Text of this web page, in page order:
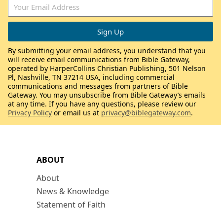
ABOUT
About
News & Knowledge
Statement of Faith
By submitting your email address, you understand that you
will receive email communications from Bible Gateway,
operated by HarperCollins Christian Publishing, 501 Nelson
Pl, Nashville, TN 37214 USA, including commercial
communications and messages from partners of Bible
Gateway. You may unsubscribe from Bible Gateway’s emails
at any time. If you have any questions, please review our
Privacy Policy or email us at privacy@biblegateway.com.